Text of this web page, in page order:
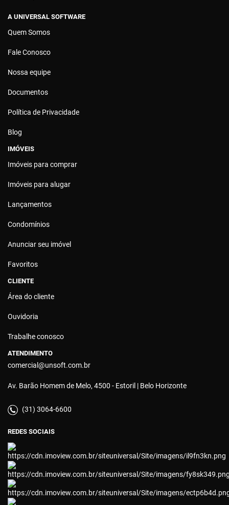
A UNIVERSAL SOFTWARE
Quem Somos
Fale Conosco
Nossa equipe
Documentos
Política de Privacidade
Blog
IMÓVEIS
Imóveis para comprar
Imóveis para alugar
Lançamentos
Condomínios
Anunciar seu imóvel
Favoritos
CLIENTE
Área do cliente
Ouvidoria
Trabalhe conosco
ATENDIMENTO
comercial@unsoft.com.br
Av. Barão Homem de Melo, 4500 - Estoril | Belo Horizonte
(31) 3064-6600
REDES SOCIAIS